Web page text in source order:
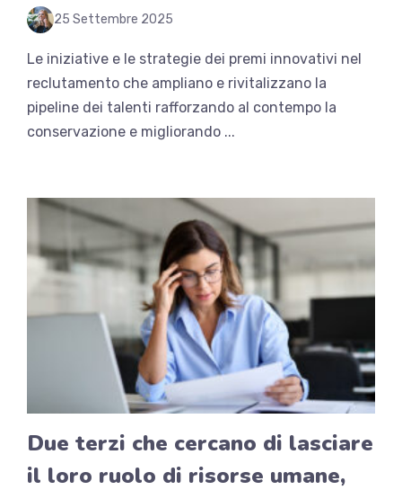
25 Settembre 2025
Le iniziative e le strategie dei premi innovativi nel
reclutamento che ampliano e rivitalizzano la
pipeline dei talenti rafforzando al contempo la
conservazione e migliorando ...
Due terzi che cercano di lasciare
il loro ruolo di risorse umane,